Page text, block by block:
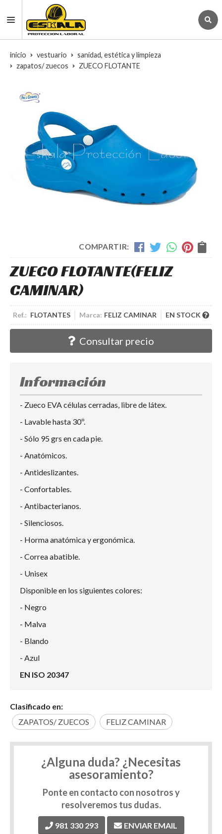
inicio vestuario
sanidad, estética y limpieza
zapatos/ zuecos
ZUECO FLOTANTE
COMPARTIR:
ZUECO FLOTANTE(FELIZ
CAMINAR)
Ref.: FLOTANTES Marca: FELIZ CAMINAR EN STOCK
Consultar precio
Información
- Zueco EVA células cerradas, libre de látex.
- Lavable hasta 30º.
- Sólo 95 grs en cada pie.
- Anatómicos.
- Antideslizantes.
- Confortables.
- Antibacterianos.
- Silenciosos.
- Horma anatómica y ergonómica.
- Correa abatible.
- Unisex
Disponible en los siguientes colores:
- Negro
- Malva
- Blando
- Azul
EN ISO 20347
Clasificado en:
ZAPATOS/ ZUECOS
FELIZ CAMINAR
¿Alguna duda? ¿Necesitas
asesoramiento?
Ponte en contacto con nosotros y
resolveremos tus dudas.
981 330 293 ENVIAR EMAIL